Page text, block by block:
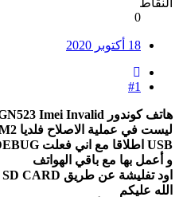
النقاط
0
18 أكتوبر 2020
#1
و أعمل بها مع باقي الهواتف
الله عليكم